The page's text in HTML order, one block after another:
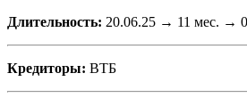
Длительность: 20.06.25 → 11 мес. →
Кредиторы: ВТБ